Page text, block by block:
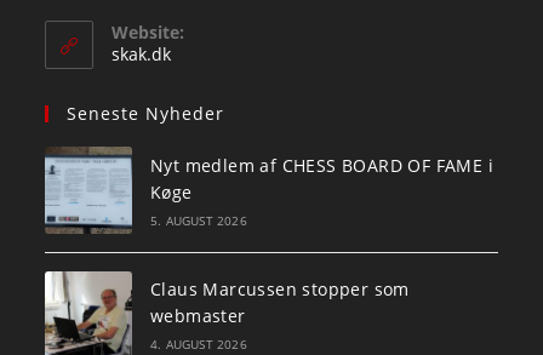
Website:
skak.dk
Seneste Nyheder
Nyt medlem af CHESS BOARD OF FAME i
Køge
5. AUGUST 2026
Claus Marcussen stopper som
webmaster
4. AUGUST 2026